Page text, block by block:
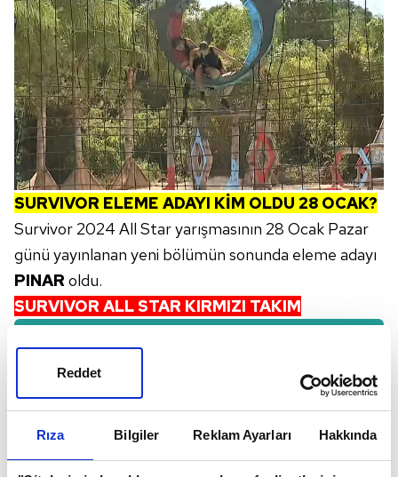
Rıza Bilgiler Reklam Ayarları Hakkında
Reddet
SURVIVOR ELEME ADAYI KİM OLDU 28 OCAK?
Survivor 2024 All Star yarışmasının 28 Ocak Pazar
günü yayınlanan yeni bölümün sonunda eleme adayı
PINARoldu.
SURVIVOR ALL STAR KIRMIZI TAKIM
Nagihan Karadere
Nihat Altınkaya
Bozok Gören
Turabi Çamkıran
Gizem Memiç